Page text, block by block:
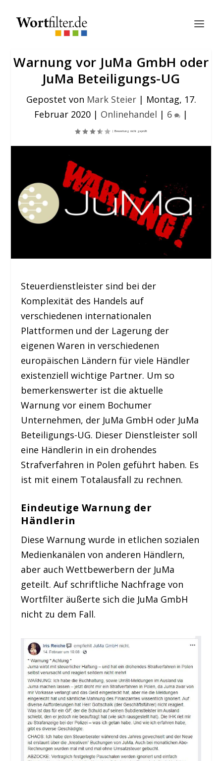
Warnung vor JuMa GmbH oder
JuMa Beteiligungs-UG
Gepostet von Mark Steier| Montag, 17.
Februar 2020 | Onlinehandel | 6 |
Steuerdienstleister sind bei der
Komplexität des Handels auf
verschiedenen internationalen
Plattformen und der Lagerung der
eigenen Waren in verschiedenen
europäischen Ländern für viele Händler
existenziell wichtige Partner. Um so
bemerkenswerter ist die aktuelle
Warnung vor einem Bochumer
Unternehmen, der JuMa GmbH oder JuMa
Beteiligungs-UG. Dieser Dienstleister soll
eine Händlerin in ein drohendes
Strafverfahren in Polen geführt haben. Es
ist mit einem Totalausfall zu rechnen.
Eindeutige Warnung der
Händlerin
Diese Warnung wurde in etlichen sozialen
Medienkanälen von anderen Händlern,
aber auch Wettbewerbern der JuMa
geteilt. Auf schriftliche Nachfrage von
Wortfilter äußerte sich die JuMa GmbH
nicht zu dem Fall.